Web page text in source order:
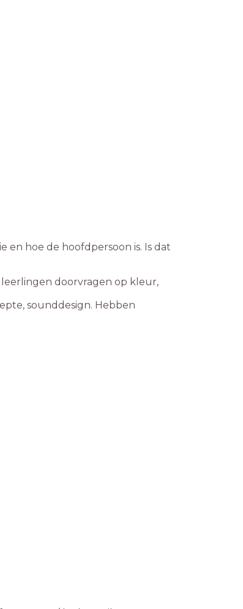
en hoe de hoofdpersoon is. Is dat
doorvragen op kleur,
sounddesign. Hebben